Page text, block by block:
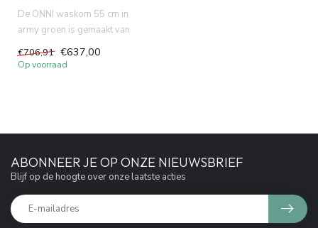
De ONNI waskom 55 cm in
army groen is gemaakt van
duurzaam solid surface
materia...
€706,91 €637,00
Op voorraad
ABONNEER JE OP ONZE NIEUWSBRIEF
Blijf op de hoogte over onze laatste acties